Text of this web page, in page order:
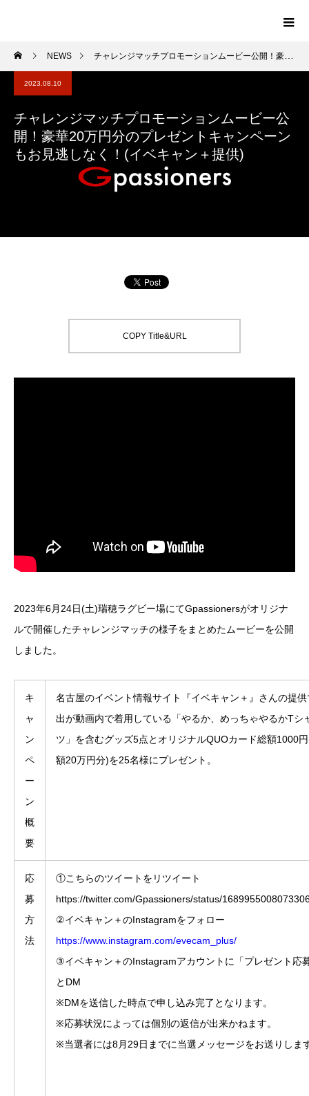
NEWS チャレンジマッチプロモーションムービー公開！豪華20万円分のプレゼントキャンペーンもお見逃しなく！(イベキャン＋提供)
2023.08.10
チャレンジマッチプロモーションムービー公
開！豪華20万円分のプレゼントキャンペーン
もお見逃しなく！(イベキャン＋提供)
COPY Title&URL
2023年6月24日(土)瑞穂ラグビー場にてGpassionersがオリジナ
ルで開催したチャレンジマッチの様子をまとめたムービーを公開
しました。
キ
ャ
ン
ペ
ー
ン
概
要
名古屋のイベント情報サイト『イベキャン＋』さんの提供
出が動画内で着用している「やるか、めっちゃやるかTシ
ツ」を含むグッズ5点とオリジナルQUOカード総額1000
額20万円分)を25名様にプレゼント。
応
募
方
法
①こちらのツイートをリツイート
https://twitter.com/Gpassioners/status/
②イベキャン＋のInstagramをフォロー
https://www.instagram.com/evecam_plus/
③イベキャン＋のInstagramアカウントに「プレゼント応
とDM
※DMを送信した時点で申し込み完了となります。
※応募状況によっては個別の返信が出来かねます。
※当選者には8月29日までに当選メッセージをお送りしま